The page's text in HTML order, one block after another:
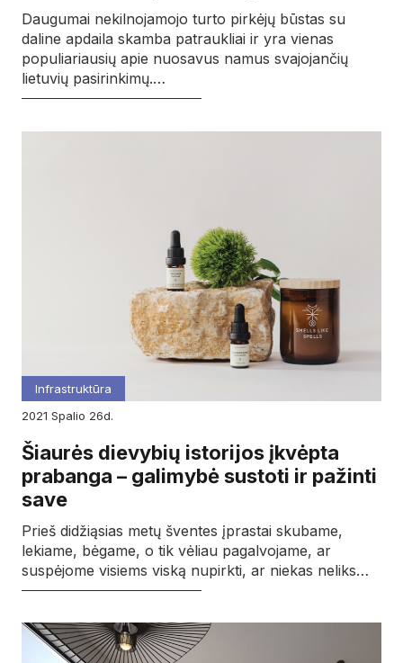
Daugumai nekilnojamojo turto pirkėjų būstas su
daline apdaila skamba patraukliai ir yra vienas
populiariausių apie nuosavus namus svajojančių
lietuvių pasirinkimų.…
Infrastruktūra
2021
spalio 26d.
Šiaurės dievybių istorijos įkvėpta
prabanga – galimybė sustoti ir pažinti
save
Prieš didžiąsias metų šventes įprastai skubame,
lekiame, bėgame, o tik vėliau pagalvojame, ar
suspėjome visiems viską nupirkti, ar niekas neliks…